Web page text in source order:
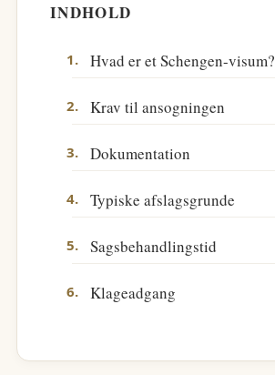
INDHOLD
Hvad er et Schengen-visum?
Krav til ansogningen
Dokumentation
Typiske afslagsgrunde
Sagsbehandlingstid
Klageadgang